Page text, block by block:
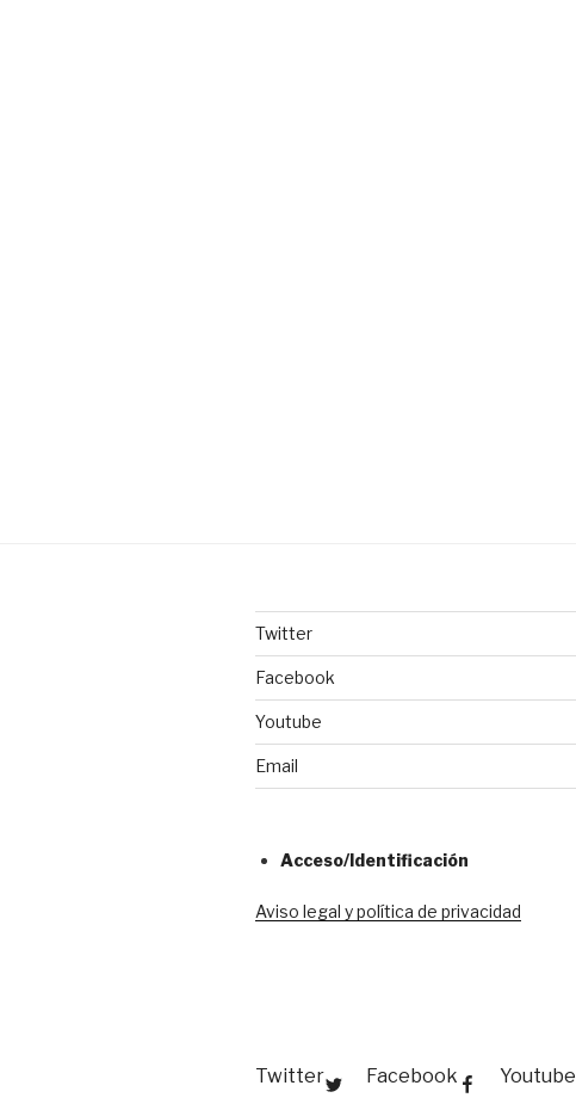
Twitter
Facebook
Youtube
Email
Acceso/Identificación
Aviso legal y política de privacidad
Twitter Facebook Youtube